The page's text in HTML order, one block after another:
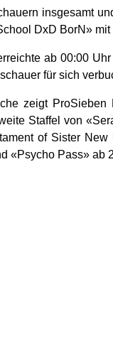
insgesamt
DxD BorN»
ab 00:00
für sich
zeigt
Staffel von
of Sister
«Psycho Pass» ab